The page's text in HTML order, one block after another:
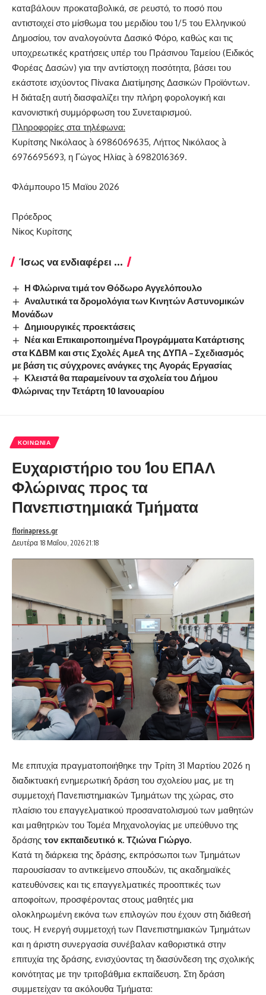
καταβάλουν προκαταβολικά, σε ρευστό, το ποσό που
αντιστοιχεί στο μίσθωμα του μεριδίου του 1/5 του Ελληνικού
Δημοσίου, τον αναλογούντα Δασικό Φόρο, καθώς και τις
υποχρεωτικές κρατήσεις υπέρ του Πράσινου Ταμείου (Ειδικός
Φορέας Δασών) για την αντίστοιχη ποσότητα, βάσει του
εκάστοτε ισχύοντος Πίνακα Διατίμησης Δασικών Προϊόντων.
Η διάταξη αυτή διασφαλίζει την πλήρη φορολογική και
κανονιστική συμμόρφωση του Συνεταιρισμού.
Πληροφορίες στα τηλέφωνα:
Κυρίτσης Νικόλαος à 6986069635, Λήττος Νικόλαος à
6976695693, η Γώγος Ηλίας à 6982016369.
Φλάμπουρο 15 Μαϊου 2026
Πρόεδρος
Νίκος Κυρίτσης
Ίσως να ενδιαφέρει ...
Η Φλώρινα τιμά τον Θόδωρο Αγγελόπουλο
Αναλυτικά τα δρομολόγια των Κινητών Αστυνομικών
Μονάδων
Δημιουργικές προεκτάσεις
Νέα και Επικαιροποιημένα Προγράμματα Κατάρτισης
στα ΚΔΒΜ και στις Σχολές ΑμεΑ της ΔΥΠΑ – Σχεδιασμός
με βάση τις σύγχρονες ανάγκες της Αγοράς Εργασίας
Κλειστά θα παραμείνουν τα σχολεία του Δήμου
Φλώρινας την Τετάρτη 10 Ιανουαρίου
ΚΟΙΝΩΝΊΑ
Ευχαριστήριο του 1ου ΕΠΑΛ
Φλώρινας προς τα
Πανεπιστημιακά Τμήματα
Δευτέρα 18 Μαΐου, 2026 21:18
florinapress.gr
Με επιτυχία πραγματοποιήθηκε την Τρίτη 31 Μαρτίου 2026 η
διαδικτυακή ενημερωτική δράση του σχολείου μας, με τη
συμμετοχή Πανεπιστημιακών Τμημάτων της χώρας, στο
πλαίσιο του επαγγελματικού προσανατολισμού των μαθητών
και μαθητριών του Τομέα Μηχανολογίας με υπεύθυνο της
δράσης τον εκπαιδευτικό κ. Τζιώνα Γιώργο.
Κατά τη διάρκεια της δράσης, εκπρόσωποι των Τμημάτων
παρουσίασαν το αντικείμενο σπουδών, τις ακαδημαϊκές
κατευθύνσεις και τις επαγγελματικές προοπτικές των
αποφοίτων, προσφέροντας στους μαθητές μια
ολοκληρωμένη εικόνα των επιλογών που έχουν στη διάθεσή
τους. Η ενεργή συμμετοχή των Πανεπιστημιακών Τμημάτων
και η άριστη συνεργασία συνέβαλαν καθοριστικά στην
επιτυχία της δράσης, ενισχύοντας τη διασύνδεση της σχολικής
κοινότητας με την τριτοβάθμια εκπαίδευση. Στη δράση
συμμετείχαν τα ακόλουθα Τμήματα: